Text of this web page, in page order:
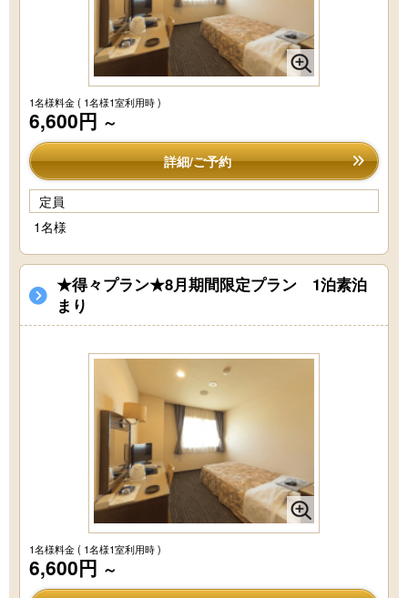
1名様料金( 1名様1室利用時 )
6,600円 ～
詳細/ご予約
定員
1名様
★得々プラン★8月期間限定プラン 1泊素泊
まり
1名様料金( 1名様1室利用時 )
6,600円 ～